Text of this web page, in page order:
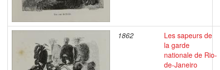
1862
Les sapeurs de
la garde
nationale de Rio-
de-Janeiro